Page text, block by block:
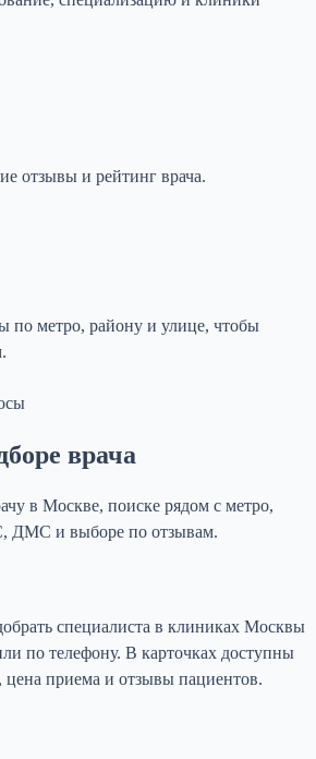
отзывы и рейтинг врача.
по метро, району и улице, чтобы
врача
в Москве, поиске рядом с метро,
ДМС и выборе по отзывам.
специалиста в клиниках Москвы
по телефону. В карточках доступны
приема и отзывы пациентов.